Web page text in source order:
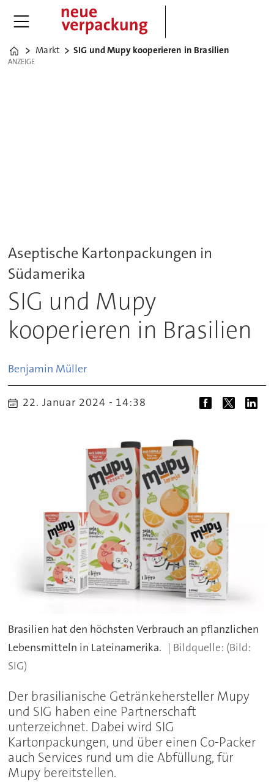
Home
Markt SIG und Mupy kooperieren in Brasilien
ANZEIGE
ANZEIGE
Aseptische Kartonpackungen in
Südamerika
SIG und Mupy
kooperieren in Brasilien
Benjamin Müller
22. Januar 2024 - 14:38
Brasilien hat den höchsten Verbrauch an pflanzlichen
Lebensmitteln in Lateinamerika.
(Bild:
SIG)
Der brasilianische Getränkehersteller Mupy
und SIG haben eine Partnerschaft
unterzeichnet. Dabei wird SIG
Kartonpackungen, und über einen Co-Packer
auch Services rund um die Abfüllung, für
Mupy bereitstellen.